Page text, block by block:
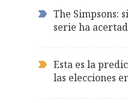
The Simpsons:
serie ha
Esta es la
las elecciones